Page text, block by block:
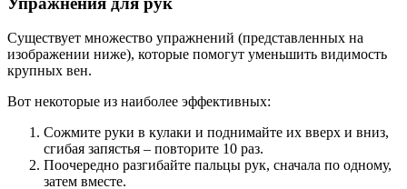
Существует множество упражнений (представленных на
изображении ниже), которые помогут уменьшить видимость
крупных вен.
Вот некоторые из наиболее эффективных:
Сожмите руки в кулаки и поднимайте их вверх и вниз,
сгибая запястья – повторите 10 раз.
Поочередно разгибайте пальцы рук, сначала по одному,
затем вместе.